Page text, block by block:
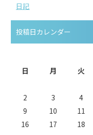
日記
投稿日カレンダー
日
月 火
2
3 4
9
10 11
16
17 18